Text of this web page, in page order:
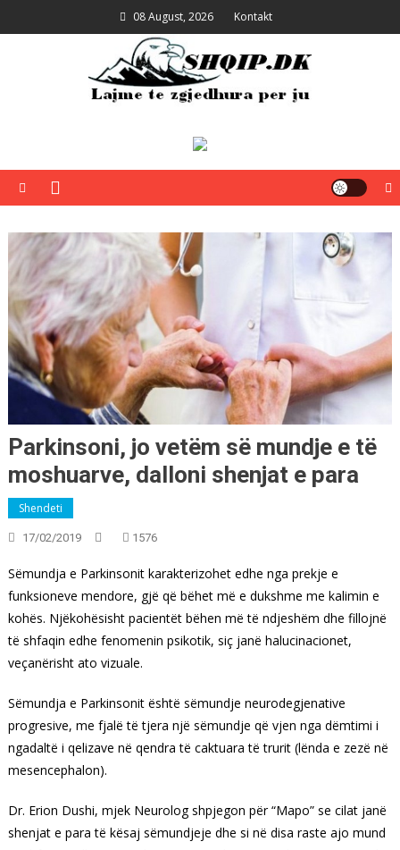
to
08 August, 2026 Kontakt
Parkinsoni, jo vetëm së mundje e të
moshuarve, dalloni shenjat e para
Shendeti
17/02/2019 1576
Sëmundja e Parkinsonit karakterizohet edhe nga prekje e
funksioneve mendore, gjë që bëhet më e dukshme me kalimin e
kohës. Njëkohësisht pacientët bëhen më të ndjeshëm dhe fillojnë
të shfaqin edhe fenomenin psikotik, siç janë halucinacionet,
veçanërisht ato vizuale.
Sëmundja e Parkinsonit është sëmundje neurodegjenative
progresive, me fjalë të tjera një sëmundje që vjen nga dëmtimi i
ngadaltë i qelizave në qendra të caktuara të trurit (lënda e zezë në
mesencephalon).
Dr. Erion Dushi, mjek Neurolog shpjegon për “Mapo” se cilat janë
shenjat e para të kësaj sëmundjeje dhe si në disa raste ajo mund